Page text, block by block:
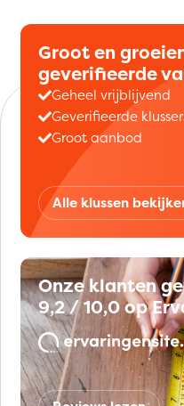
Groot en
geverifieerde
Geheel vrijblijvend
Geverifieerde
Groot aanbod
Alle klussen
Onze klanten
9,2 / 10,0 op